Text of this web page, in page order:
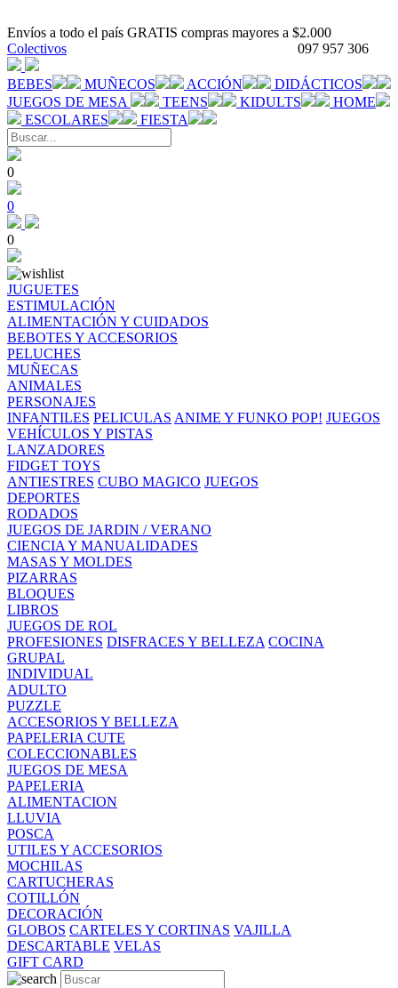
Envíos a todo el país GRATIS compras mayores a $2.000
097 957 306
Colectivos
BEBES MUÑECOS ACCIÓN
DIDÁCTICOS
JUEGOS DE MESA
TEENS KIDULTS
HOME
ESCOLARES
FIESTA
0
0
0
JUGUETES
ESTIMULACIÓN
ALIMENTACIÓN Y CUIDADOS
BEBOTES Y ACCESORIOS
PELUCHES
MUÑECAS
ANIMALES
PERSONAJES
INFANTILES PELICULAS ANIME Y FUNKO POP! JUEGOS
VEHÍCULOS Y PISTAS
LANZADORES
FIDGET TOYS
ANTIESTRES CUBO MAGICO JUEGOS
DEPORTES
RODADOS
JUEGOS DE JARDIN / VERANO
CIENCIA Y MANUALIDADES
MASAS Y MOLDES
PIZARRAS
BLOQUES
LIBROS
JUEGOS DE ROL
PROFESIONES DISFRACES Y BELLEZA COCINA
GRUPAL
INDIVIDUAL
ADULTO
PUZZLE
ACCESORIOS Y BELLEZA
PAPELERIA CUTE
COLECCIONABLES
JUEGOS DE MESA
PAPELERIA
ALIMENTACION
LLUVIA
POSCA
UTILES Y ACCESORIOS
MOCHILAS
CARTUCHERAS
COTILLÓN
DECORACIÓN
GLOBOS CARTELES Y CORTINAS VAJILLA
DESCARTABLE VELAS
GIFT CARD